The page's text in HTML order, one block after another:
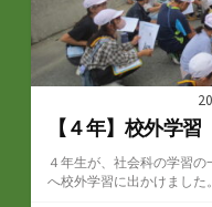
【４年】校外学習
４年生が、社会科の学習
へ校外学習に出かけました